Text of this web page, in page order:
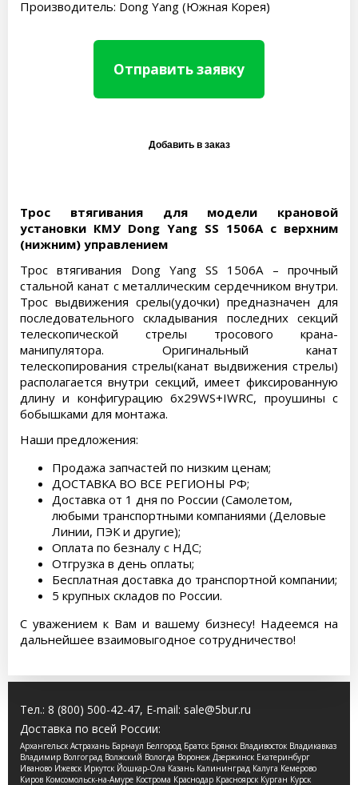
Производитель: Dong Yang (Южная Корея)
Отправить заявку
Трос втягивания для модели крановой
установки КМУ Dong Yang SS 1506A с верхним
(нижним) управлением
Трос втягивания Dong Yang SS 1506A – прочный
стальной канат с металлическим сердечником внутри.
Трос выдвижения срелы(удочки) предназначен для
последовательного складывания последних секций
телескопической стрелы тросового крана-
манипулятора. Оригинальный канат
телескопирования стрелы(канат выдвижения стрелы)
располагается внутри секций, имеет фиксированную
длину и конфигурацию 6х29WS+IWRC, проушины с
бобышками для монтажа.
Наши предложения:
Продажа запчастей по низким ценам;
ДОСТАВКА ВО ВСЕ РЕГИОНЫ РФ;
Доставка от 1 дня по России (Самолетом,
любыми транспортными компаниями (Деловые
Линии, ПЭК и другие);
Оплата по безналу с НДС;
Отгрузка в день оплаты;
Бесплатная доставка до транспортной компании;
5 крупных складов по России.
С уважением к Вам и вашему бизнесу! Надеемся на
дальнейшее взаимовыгодное сотрудничество!
Тел.: 8 (800) 500-42-47, E-mail: sale@5bur.ru
Доставка по всей России:
Архангельск Астрахань Барнаул Белгород Братск Брянск Владивосток Владикавказ
Владимир Волгоград Волжский Вологда Воронеж Дзержинск Екатеринбург
Иваново Ижевск Иркутск Йошкар-Ола Казань Калининград Калуга Кемерово
Киров Комсомольск-на-Амуре Кострома Краснодар Красноярск Курган Курск